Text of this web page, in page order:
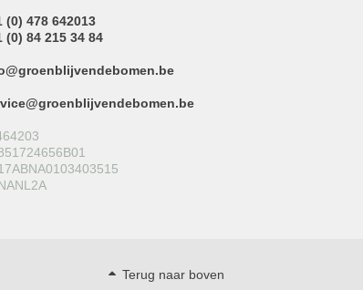
(0) 478 642013
(0) 84 215 34 84
Terug naar boven